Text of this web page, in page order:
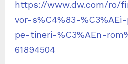
https://www.dw.com/ro/
vor-s%C4%83-
pe-tineri-%C3%AEn-
61894504